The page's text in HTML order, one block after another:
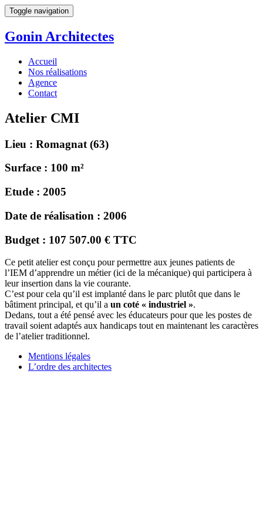
Toggle navigation
Gonin Architectes
Accueil
Nos réalisations
Agence
Contact
Atelier CMI
Lieu : Romagnat (63)
Surface : 100 m²
Etude : 2005
Date de réalisation : 2006
Budget : 107 507.00 € TTC
Ce petit atelier est conçu pour permettre aux jeunes patients de
l’IEM d’apprendre un métier (ici de la mécanique) qui participera à
leur insertion dans la vie courante.
C’est pour cela qu’il est implanté dans le parc plutôt que dans le
bâtiment principal, et qu’il a un coté « industriel ».
Dedans, tout a été pensé avec les éducateurs pour que les postes de
travail soient adaptés aux handicaps tout en maintenant les caractères
de l’atelier traditionnel.
Mentions légales
L’ordre des architectes